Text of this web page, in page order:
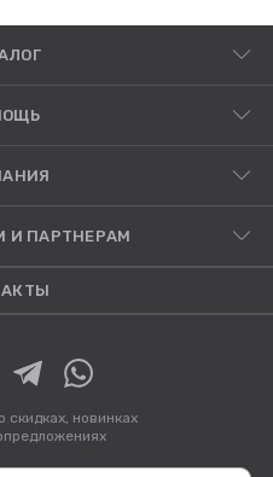
И ПАРТНЕРАМ
новинках